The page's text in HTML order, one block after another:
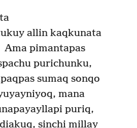
allin kaqkunata
Ama pimantapas
purichunku,
sumaq sonqo
mana
puriq,
sinchi millay